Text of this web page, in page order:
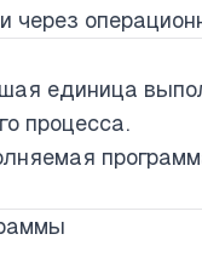
через
единица
процесса.